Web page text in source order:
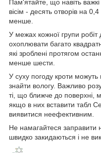
Пам'ятайте, що навіть важкі
вісім - десять отворів на 0,4
менше.
У межах кожної групи
охоплювати багато
які зроблені протягом
менше шести.
У суху погоду кроти
знайти вологу. Важливо
ті, що ближче до поверхні,
якщо в них вставити табл
виявитися неефективним.
Не намагайтеся заправити
швидко закидаються і не